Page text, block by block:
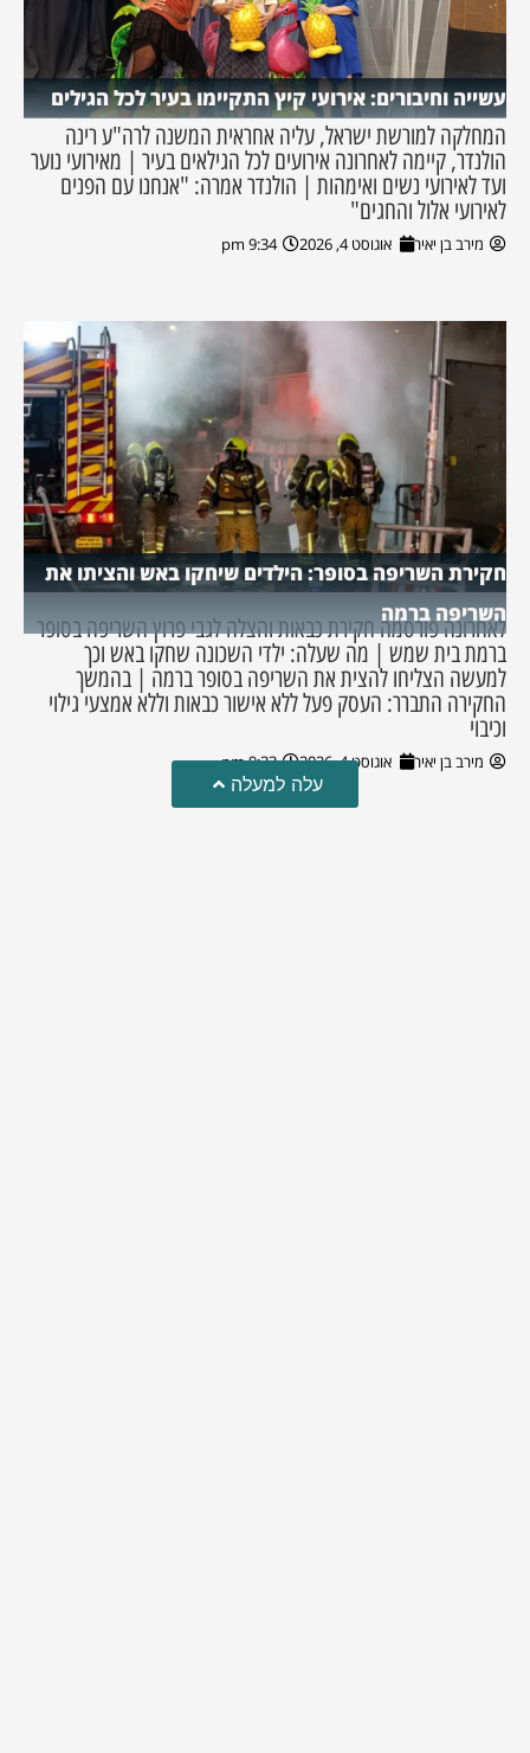
עשייה וחיבורים: אירועי קיץ התקיימו בעיר לכל הגילים
המחלקה למורשת ישראל, עליה אחראית המשנה לרה"ע רינה
הולנדר, קיימה לאחרונה אירועים לכל הגילאים בעיר | מאירועי נוער
ועד לאירועי נשים ואימהות | הולנדר אמרה: "אנחנו עם הפנים
לאירועי אלול והחגים"
מירב בן יאיר אוגוסט 4, 2026 9:34 pm
חקירת השריפה בסופר: הילדים שיחקו באש והציתו את
השריפה ברמה
לאחרונה פורסמה חקירת כבאות והצלה לגבי פרוץ השריפה בסופר
ברמת בית שמש | מה שעלה: ילדי השכונה שחקו באש וכך
למעשה הצליחו להצית את השריפה בסופר ברמה | בהמשך
החקירה התברר: העסק פעל ללא אישור כבאות וללא אמצעי גילוי
וכיבוי
מירב בן יאיר אוגוסט 4, 2026 9:33 pm
עלה למעלה